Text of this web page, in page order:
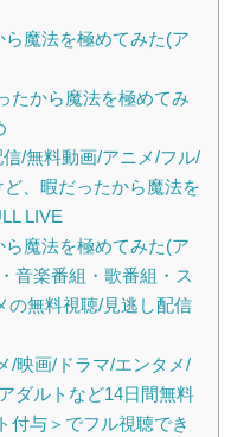
魔法を極めてみた(ア
たから魔法を極めてみ
/無料動画/アニメ/フル/
、暇だったから魔法を
LIVE
魔法を極めてみた(ア
音楽番組・歌番組・ス
の無料視聴/見逃し配信
/映画/ドラマ/エンタメ/
ダルトなど14日間無料
付与＞でフル視聴でき